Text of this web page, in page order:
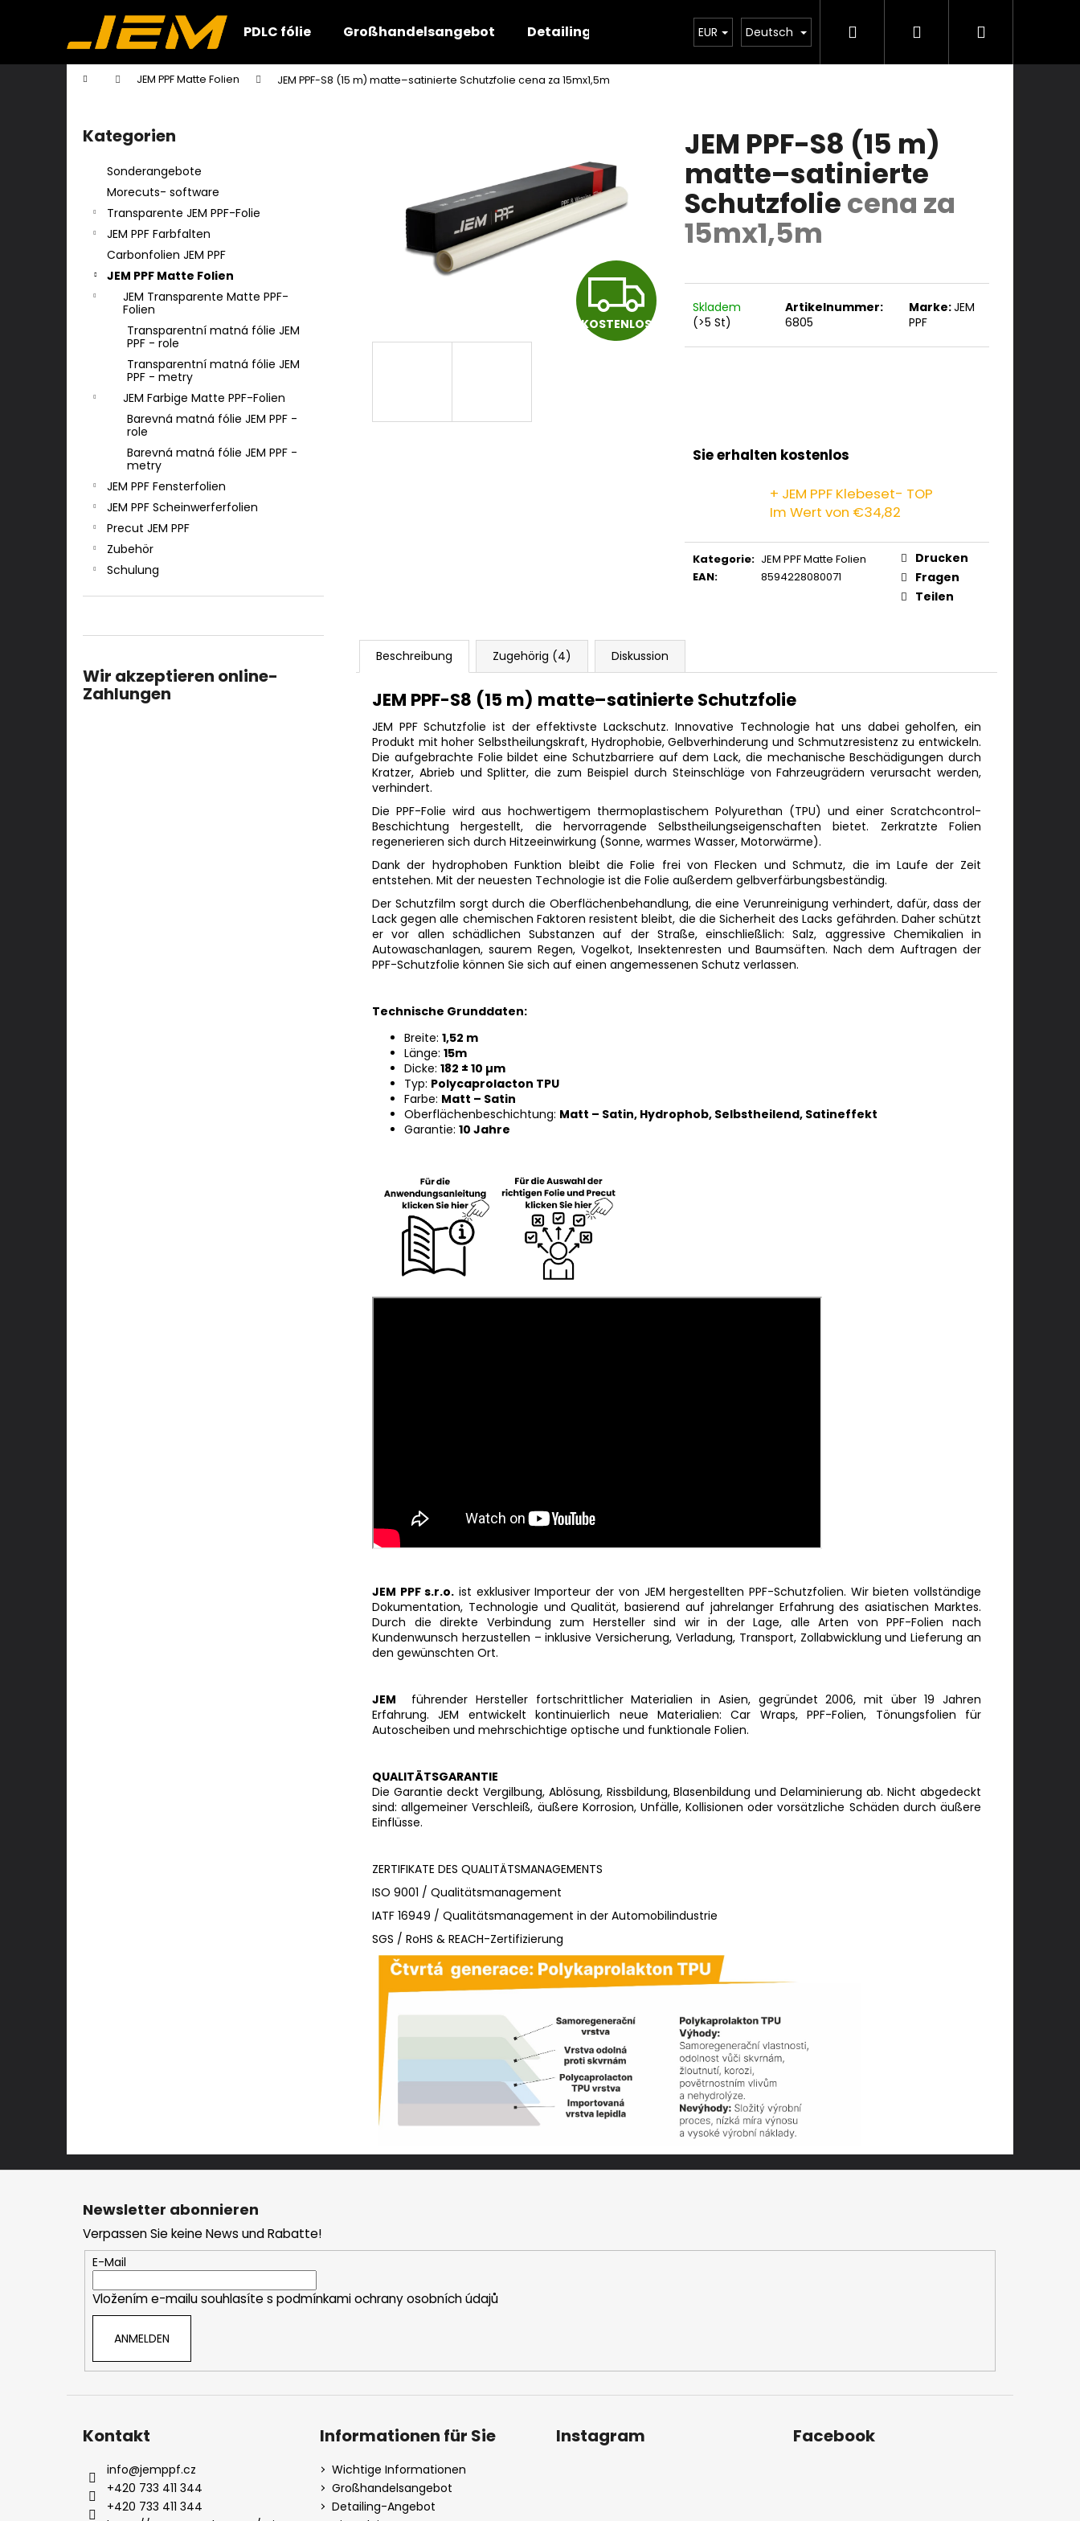
PDLC fólie Großhandelsangebot Detailing-Angebot Schulung Dienstleistungen Kontakte
EUR Deutsch SuchenLogin Warenkorb
StartseiteJEM PPF Matte Folien JEM PPF-S8 (15 m) matte–satinierte Schutzfolie cena za 15mx1,5m
Kategorien
überspringen
Kategorien
Sonderangebote
Morecuts- software
Transparente JEM PPF-Folie
JEM PPF Farbfalten
Carbonfolien JEM PPF
JEM PPF Matte Folien
JEM Transparente Matte PPF-
Folien
Transparentní matná fólie JEM
PPF - role
Transparentní matná fólie JEM
PPF - metry
JEM Farbige Matte PPF-Folien
Barevná matná fólie JEM PPF -
role
Barevná matná fólie JEM PPF -
metry
JEM PPF Fensterfolien
JEM PPF Scheinwerferfolien
Precut JEM PPF
Zubehör
Schulung
Wir akzeptieren online-
Zahlungen
JEM PPF-S8 (15 m)
matte–satinierte
Schutzfoliecena za
15mx1,5m
Skladem
(>5 St)
Artikelnummer:
6805
Marke:JEM
PPF
Sie erhalten kostenlos
+ JEM PPF Klebeset- TOP
Im Wert von €34,82
Kategorie: JEM PPF Matte Folien
EAN: 8594228080071
Drucken
Fragen
Teilen
K
O
L
O
S
KOSTENLOS
Beschreibung Zugehörig (4) Diskussion
JEM PPF-S8 (15 m) matte–satinierte Schutzfolie
JEM PPF Schutzfolie ist der effektivste Lackschutz. Innovative Technologie hat uns dabei geholfen, ein
Produkt mit hoher Selbstheilungskraft, Hydrophobie, Gelbverhinderung und Schmutzresistenz zu entwickeln.
Die aufgebrachte Folie bildet eine Schutzbarriere auf dem Lack, die mechanische Beschädigungen durch
Kratzer, Abrieb und Splitter, die zum Beispiel durch Steinschläge von Fahrzeugrädern verursacht werden,
verhindert.
Die PPF-Folie wird aus hochwertigem thermoplastischem Polyurethan (TPU) und einer Scratchcontrol-
Beschichtung hergestellt, die hervorragende Selbstheilungseigenschaften bietet. Zerkratzte Folien
regenerieren sich durch Hitzeeinwirkung (Sonne, warmes Wasser, Motorwärme).
Dank der hydrophoben Funktion bleibt die Folie frei von Flecken und Schmutz, die im Laufe der Zeit
entstehen. Mit der neuesten Technologie ist die Folie außerdem gelbverfärbungsbeständig.
Der Schutzfilm sorgt durch die Oberflächenbehandlung, die eine Verunreinigung verhindert, dafür, dass der
Lack gegen alle chemischen Faktoren resistent bleibt, die die Sicherheit des Lacks gefährden. Daher schützt
er vor allen schädlichen Substanzen auf der Straße, einschließlich: Salz, aggressive Chemikalien in
Autowaschanlagen, saurem Regen, Vogelkot, Insektenresten und Baumsäften. Nach dem Auftragen der
PPF-Schutzfolie können Sie sich auf einen angemessenen Schutz verlassen.
Technische Grunddaten:
Breite: 1,52 m
Länge: 15m
Dicke: 182 ± 10 µm
Typ: Polycaprolacton TPU
Farbe: Matt – Satin
Oberflächenbeschichtung: Matt – Satin, Hydrophob, Selbstheilend, Satineffekt
Garantie: 10 Jahre
JEM PPF s.r.o. ist exklusiver Importeur der von JEM hergestellten PPF-Schutzfolien. Wir bieten vollständige
Dokumentation, Technologie und Qualität, basierend auf jahrelanger Erfahrung des asiatischen Marktes.
Durch die direkte Verbindung zum Hersteller sind wir in der Lage, alle Arten von PPF-Folien nach
Kundenwunsch herzustellen – inklusive Versicherung, Verladung, Transport, Zollabwicklung und Lieferung an
den gewünschten Ort.
JEM führender Hersteller fortschrittlicher Materialien in Asien, gegründet 2006, mit über 19 Jahren
Erfahrung. JEM entwickelt kontinuierlich neue Materialien: Car Wraps, PPF-Folien, Tönungsfolien für
Autoscheiben und mehrschichtige optische und funktionale Folien.
QUALITÄTSGARANTIE
Die Garantie deckt Vergilbung, Ablösung, Rissbildung, Blasenbildung und Delaminierung ab. Nicht abgedeckt
sind: allgemeiner Verschleiß, äußere Korrosion, Unfälle, Kollisionen oder vorsätzliche Schäden durch äußere
Einflüsse.
ZERTIFIKATE DES QUALITÄTSMANAGEMENTS
ISO 9001 / Qualitätsmanagement
IATF 16949 / Qualitätsmanagement in der Automobilindustrie
SGS / RoHS & REACH-Zertifizierung
e
Zurück
zum
Zurück
zum
Was suchen Sie?
Wir empfehlen
Newsletter abonnieren
Verpassen Sie keine News und Rabatte!
E-Mail
Vložením e-mailu souhlasíte s podmínkami ochrany osobních údajů
ANMELDEN
Kontakt
info@jemppf.cz
+420 733 411 344
+420 733 411 344
Informationen für Sie
Wichtige Informationen
Großhandelsangebot
Detailing-Angebot
Instagram Facebook